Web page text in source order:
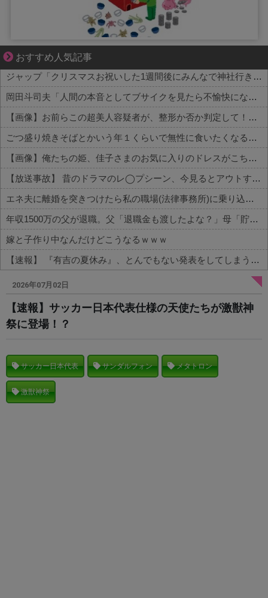
おすすめ人気記事
成長の先で気づいた想い、不器用な大人の恋
ジャップ「クリスマスお祝いした1週間後にみんなで神社行きます」←これ
岡田斗司夫「人間の本音としてブサイクを見たら不愉快になる。この責任をどうとるんだ」
【画像】お前らこの超美人容疑者が、整形か否か判定して！！→画像がこちらw w w w w w w w w w
ごつ盛り焼きそばとかいう年１くらいで無性に食いたくなるやつｗｗｗｗｗｗｗｗ
【画像】俺たちの姫、佳子さまのお気に入りのドレスがこちらです←コレは可愛過ぎるw w w w w w w w
【放送事故】 昔のドラマのレ◯プシーン、今見るとアウトすぎる・・・
エネ夫に離婚を突きつけたら私の職場(法律事務所)に乗り込んできた 堂々と「離婚の法律相談です。母の薦めでこちらに参りました」と言っているが、...
年収1500万の父が退職。父「退職金も渡したよな？」母「貯金なんてないよー」父「全部なくなったの！？」→予想外の返事に家族騒然となり…
嫁と子作り中なんだけどこうなるｗｗｗ
【速報】 『有吉の夏休み』、とんでもない発表をしてしまう！！！！！
Powered by livedoor 相互RSS
2026年07月02日
【速報】サッカー日本代表仕様の天使たちが激獣神
祭に登場！？
サッカー日本代表 サンダルフォン メタトロン
激獣神祭